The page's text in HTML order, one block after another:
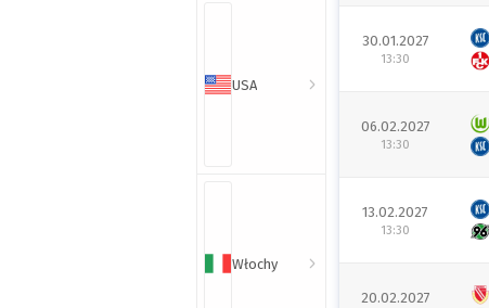
USA
Włochy
30.01.2027
13:30
06.02.2027
13:30
13.02.2027
13:30
20.02.2027